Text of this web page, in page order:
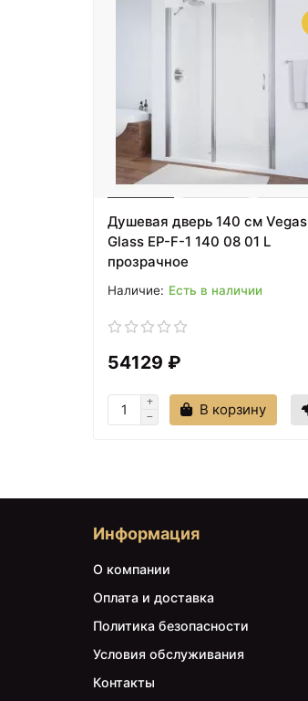
Душевая дверь 140 см Vegas
Glass EP-F-1 140 08 01 L
прозрачное
Есть в наличии
54129 ₽
В корзину
Информация
О компании
Оплата и доставка
Политика безопасности
Условия обслуживания
Контакты